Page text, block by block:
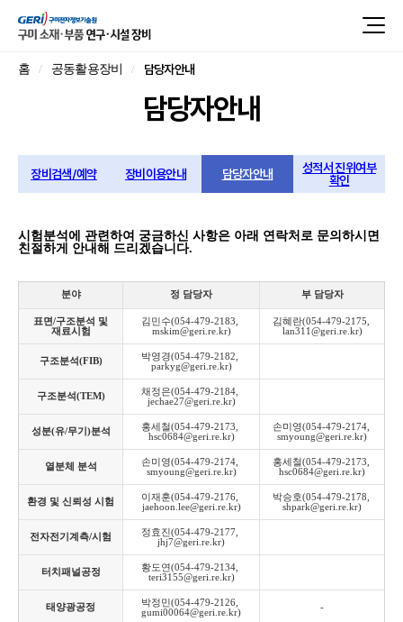
홈 공동활용장비 담당자안내
담당자안내
장비검색/예약 장비이용안내 담당자안내 성적서 진위여부
확인
시험분석에 관련하여 궁금하신 사항은 아래 연락처로 문의하시면
친절하게 안내해 드리겠습니다.
분야 정 담당자 부 담당자
표면/구조분석 및
재료시험
김민수(054-479-2183,
mskim@geri.re.kr)
김혜란(054-479-2175,
lan311@geri.re.kr)
구조분석(FIB)
박영경(054-479-2182,
parkyg@geri.re.kr)
구조분석(TEM)
채정은(054-479-2184,
jechae27@geri.re.kr)
성분(유/무기)분석
홍세철(054-479-2173,
hsc0684@geri.re.kr)
손미영(054-479-2174,
smyoung@geri.re.kr)
열분체 분석
손미영(054-479-2174,
smyoung@geri.re.kr)
홍세철(054-479-2173,
hsc0684@geri.re.kr)
환경 및 신뢰성 시험
이재훈(054-479-2176,
jaehoon.lee@geri.re.kr)
박승호(054-479-2178,
shpark@geri.re.kr)
전자전기계측/시험
정효진(054-479-2177,
jhj7@geri.re.kr)
터치패널공정
황도연(054-479-2134,
teri3155@geri.re.kr)
태양광공정
박정민(054-479-2126,
gumi00064@geri.re.kr)
-